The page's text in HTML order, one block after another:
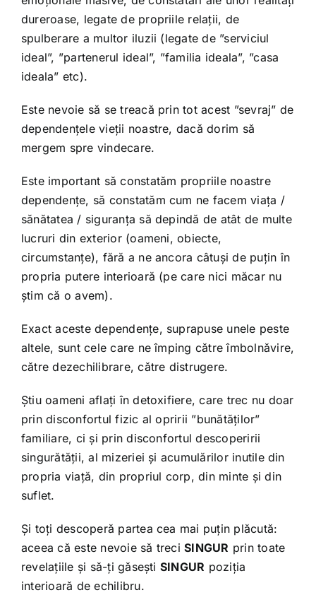
dureroase, legate de propriile relații, de
spulberare a multor iluzii (legate de ”serviciul
ideal”, ”partenerul ideal”, ”familia ideala”, ”casa
ideala” etc).
Este nevoie să se treacă prin tot acest ”sevraj” de
dependențele vieții noastre, dacă dorim să
mergem spre vindecare.
Este important să constatăm propriile noastre
dependențe, să constatăm cum ne facem viața /
sănătatea / siguranța să depindă de atât de multe
lucruri din exterior (oameni, obiecte,
circumstanțe), fără a ne ancora câtuși de puțin în
propria putere interioară (pe care nici măcar nu
știm că o avem).
Exact aceste dependențe, suprapuse unele peste
altele, sunt cele care ne împing către îmbolnăvire,
către dezechilibrare, către distrugere.
Știu oameni aflați în detoxifiere, care trec nu doar
prin disconfortul fizic al opririi ”bunătăților”
familiare, ci și prin disconfortul descoperirii
singurătății, al mizeriei și acumulărilor inutile din
propria viață, din propriul corp, din minte și din
suflet.
Și toți descoperă partea cea mai puțin plăcută:
aceea că este nevoie să treciSINGUR prin toate
revelațiile și să-ți găsești SINGUR poziția
interioară de echilibru.